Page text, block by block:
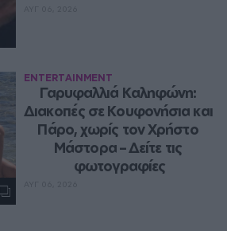
ENTERTAINMENT
Γαρυφαλλιά Καληφώνη:
Διακοπές σε Κουφονήσια και
Πάρο, χωρίς τον Χρήστο
Μάστορα – Δείτε τις
φωτογραφίες